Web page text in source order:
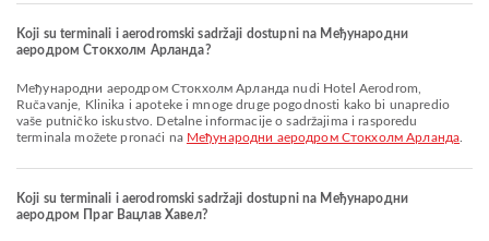
Koji su terminali i aerodromski sadržaji dostupni na Међународни
аеродром Стокхолм Арланда?
Међународни аеродром Стокхолм Арланда nudi Hotel Aerodrom,
Ručavanje, Klinika i apoteke i mnoge druge pogodnosti kako bi unapredio
vaše putničko iskustvo. Detalne informacije o sadržajima i rasporedu
terminala možete pronaći na Међународни аеродром Стокхолм Арланда
Koji su terminali i aerodromski sadržaji dostupni na Међународни
аеродром Праг Вацлав Хавел?